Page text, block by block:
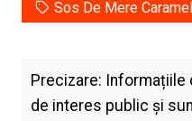
Sos De Mere
Precizare:
de interes public și